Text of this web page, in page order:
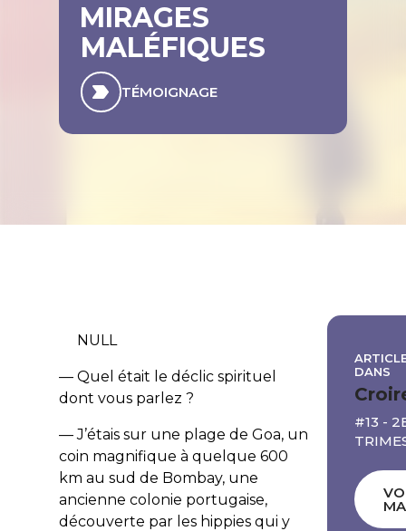
MIRAGES
MALÉFIQUES
TÉMOIGNAGE
NULL
— Quel était le déclic spirituel
dont vous parlez ?
— J’étais sur une plage de Goa, un
coin magnifique à quelque 600
km au sud de Bombay, une
ancienne colonie portugaise,
découverte par les hippies qui y
DANS
#13 -